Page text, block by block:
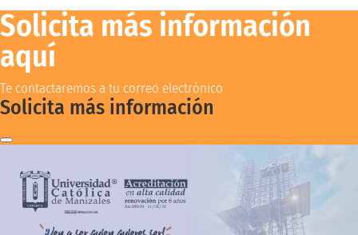
Solicita más información
aquí
Te contactaremos a tu correo electrónico
Solicita más información